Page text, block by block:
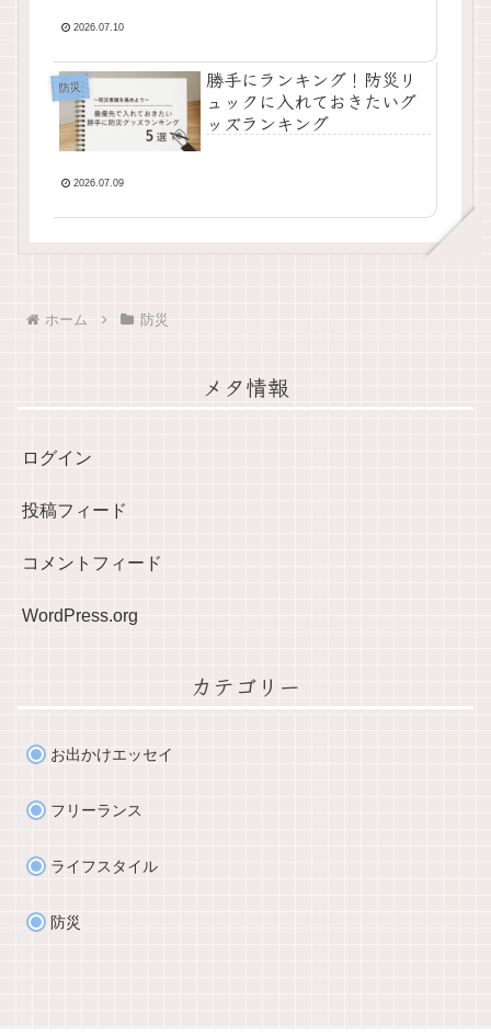
2026.07.10
防災
勝手にランキング！防災リ
ュックに入れておきたいグ
ッズランキング
2026.07.09
ホーム 防災
メタ情報
ログイン
投稿フィード
コメントフィード
WordPress.org
カテゴリー
お出かけエッセイ
フリーランス
ライフスタイル
防災